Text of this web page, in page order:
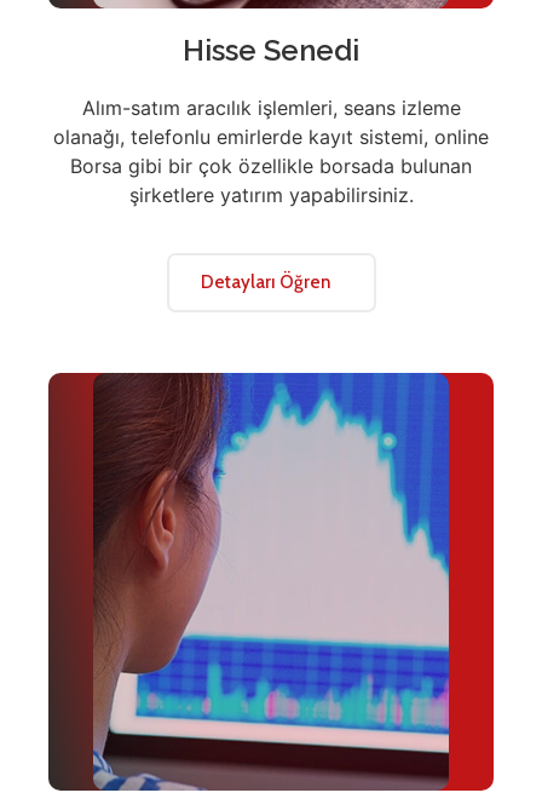
Hisse Senedi
Alım-satım aracılık işlemleri, seans izleme
olanağı, telefonlu emirlerde kayıt sistemi, online
Borsa gibi bir çok özellikle borsada bulunan
şirketlere yatırım yapabilirsiniz.
Detayları Öğren